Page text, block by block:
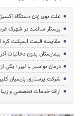
علت بوق زدن دستگاه
پرستار سالمند در شهرک
مقایسه قیمت ایمپلنت کره
بیمارستان بدون دخانیات
درمان بواسیر با لیزر؛
شرکت پرستاری پارسیان
ارائه خدمات تخصصی و